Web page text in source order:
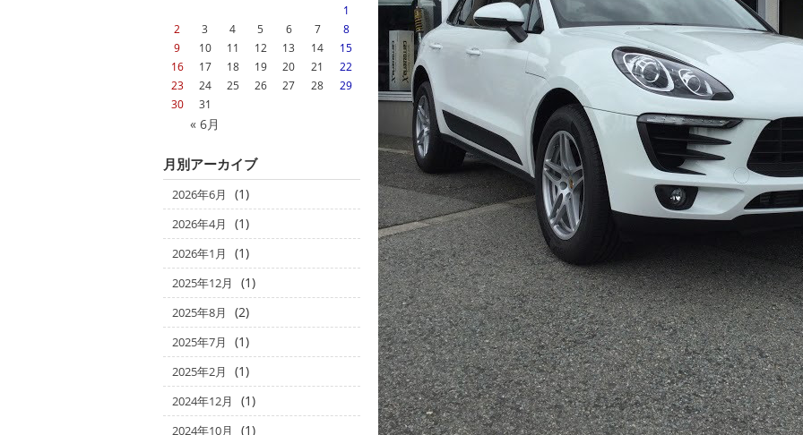
« 6月
1
2
3 4 5 6 7
8
9
10 11 12 13 14
15
16
17 18 19 20 21
22
23
24 25 26 27 28
29
30
31
月別アーカイブ
2026年6月 (1)
2026年4月 (1)
2026年1月 (1)
2025年12月 (1)
2025年8月 (2)
2025年7月 (1)
2025年2月 (1)
2024年12月 (1)
2024年10月 (1)